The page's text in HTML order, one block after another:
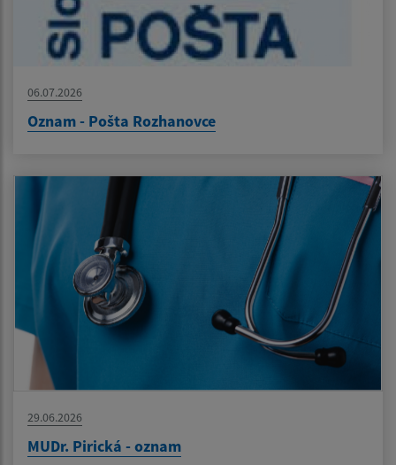
06.07.2026
Oznam - Pošta Rozhanovce
29.06.2026
MUDr. Pirická - oznam